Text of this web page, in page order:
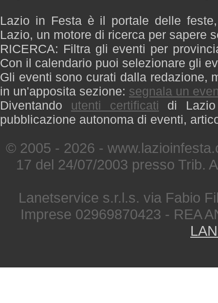
Lazio in Festa è il portale delle
Lazio, un motore di ricerca per sapere
RICERCA: Filtra gli eventi per
Con il calendario puoi selezionare gli
Gli eventi sono curati dalla redazione,
in un'apposita sezione: segnala un
Diventando utenti certificati di
pubblicazione autonoma di eventi,
© 2005 - 2026 -
17 del 24/07/2003 presso Trib.
Lanetservice s.r.l.s. via Fabio
Imprese 02969870423 - REA